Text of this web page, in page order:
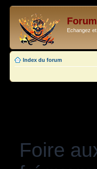
Echangez
Index du forum
Foire